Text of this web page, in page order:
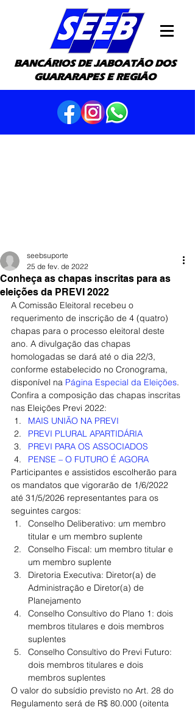
BANCÁRIOS DE JABOATÃO DOS
GUARARAPES E REGIÃO
Conheça as chapas inscritas para as
eleições da PREVI 2022
seebsuporte
25 de fev. de 2022
A Comissão Eleitoral recebeu o
requerimento de inscrição de 4 (quatro)
chapas para o processo eleitoral deste
ano. A divulgação das chapas
homologadas se dará até o dia 22/3,
conforme estabelecido no Cronograma,
disponível na Página Especial da Eleições.
Confira a composição das chapas inscritas
nas Eleições Previ 2022:
MAIS UNIÃO NA PREVI
PREVI PLURAL APARTIDÁRIA
PREVI PARA OS ASSOCIADOS
PENSE – O FUTURO É AGORA
Participantes e assistidos escolherão para
os mandatos que vigorarão de 1/6/2022
até 31/5/2026 representantes para os
seguintes cargos:
Conselho Deliberativo: um membro
titular e um membro suplente
Conselho Fiscal: um membro titular e
um membro suplente
Diretoria Executiva: Diretor(a) de
Administração e Diretor(a) de
Planejamento
Conselho Consultivo do Plano 1: dois
membros titulares e dois membros
suplentes
Conselho Consultivo do Previ Futuro:
dois membros titulares e dois
membros suplentes
O valor do subsídio previsto no Art. 28 do
Regulamento será de R$ 80.000 (oitenta